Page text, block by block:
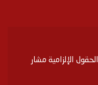
الحقول الإلزامية مشار